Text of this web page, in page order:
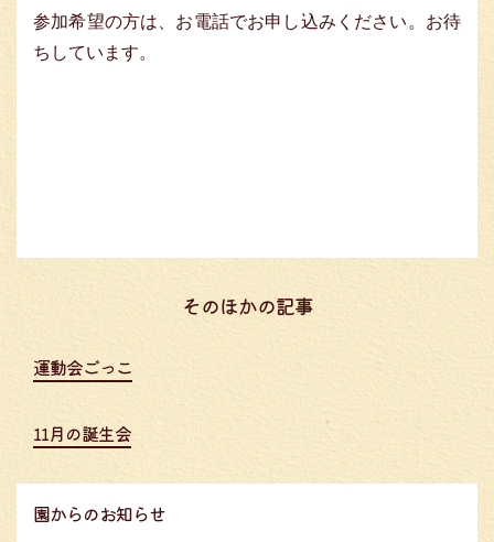
参加希望の方は、お電話でお申し込みください。お待
ちしています。
そのほかの記事
投
稿
ビ
ー
シ
運動会ごっこ
11月の誕生会
園からのお知らせ